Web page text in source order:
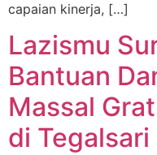
capaian kinerja, […]
Lazismu
Bantuan
Massal
di Tegalsari